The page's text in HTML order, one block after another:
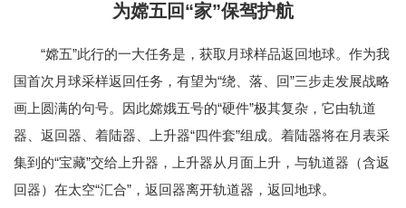
为嫦五回“家”保驾护航
“嫦五”此行的一大任务是，获取月球样品返回地球。作为我
国首次月球采样返回任务，有望为“绕、落、回”三步走发展战略
画上圆满的句号。因此嫦娥五号的“硬件”极其复杂，它由轨道
器、返回器、着陆器、上升器“四件套”组成。着陆器将在月表采
集到的“宝藏”交给上升器，上升器从月面上升，与轨道器（含返
回器）在太空“汇合”，返回器离开轨道器，返回地球。